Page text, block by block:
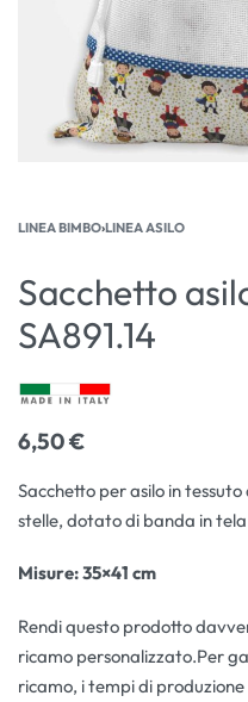
LINEA BIMBO›LINEA ASILO
Sacchetto
SA891.14
6,50€
Sacchetto per asilo in
stelle, dotato di banda in
Misure: 35×41 cm
Rendi questo prodotto
ricamo personalizzato.Per
ricamo, i tempi di